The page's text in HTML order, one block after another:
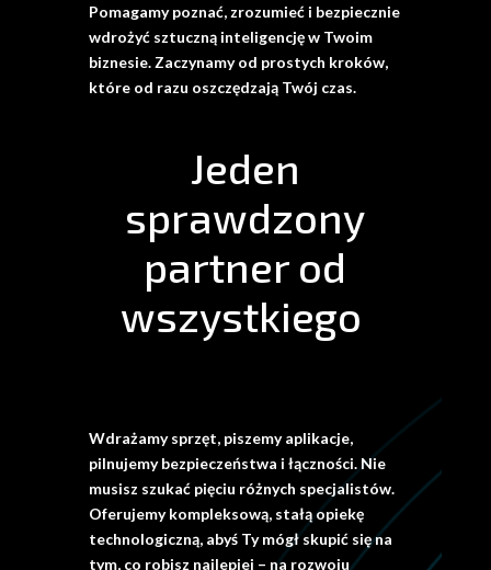
Pomagamy poznać, zrozumieć i bezpiecznie
wdrożyć sztuczną inteligencję w Twoim
biznesie.Zaczynamy od prostych kroków,
które od razu oszczędzają Twój czas.
Jeden
sprawdzony
partner od
wszystkiego
Wdrażamy sprzęt, piszemy aplikacje,
pilnujemy bezpieczeństwa i łączności. Nie
musisz szukać pięciu różnych specjalistów.
Oferujemy kompleksową, stałą opiekę
technologiczną, abyś Ty mógł skupić się na
tym, co robisz najlepiej – na rozwoju